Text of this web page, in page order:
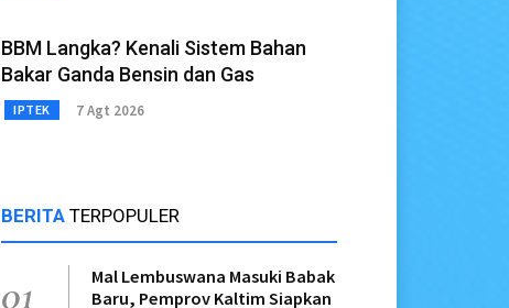
BBM Langka? Kenali Sistem Bahan
Bakar Ganda Bensin dan Gas
IPTEK 7 Agt 2026
BERITA TERPOPULER
01
Mal Lembuswana Masuki Babak
Baru, Pemprov Kaltim Siapkan